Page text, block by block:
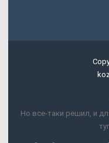
Но все-таки решил, и